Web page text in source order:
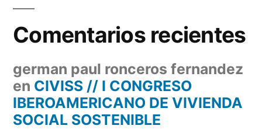
Comentarios recientes
german paul ronceros fernandez
en CIVISS // I CONGRESO
IBEROAMERICANO DE VIVIENDA
SOCIAL SOSTENIBLE